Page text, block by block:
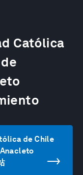
Católica
de Chile